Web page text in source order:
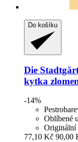
Do košíku
Die
kytka
-14%
Oblíbené
Originální
77,10 Kč 90,00